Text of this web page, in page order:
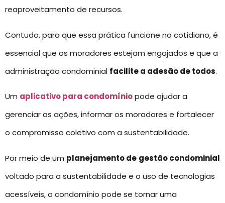
reaproveitamento de recursos.
Contudo, para que essa prática funcione no cotidiano, é
essencial que os moradores estejam engajados e que a
administração condominial facilite a adesão de todos.
Um aplicativo para condomíniopode ajudar a
gerenciar as ações, informar os moradores e fortalecer
o compromisso coletivo com a sustentabilidade.
Por meio de um planejamento de gestão condominial
voltado para a sustentabilidade e o uso de tecnologias
acessíveis, o condomínio pode se tornar uma